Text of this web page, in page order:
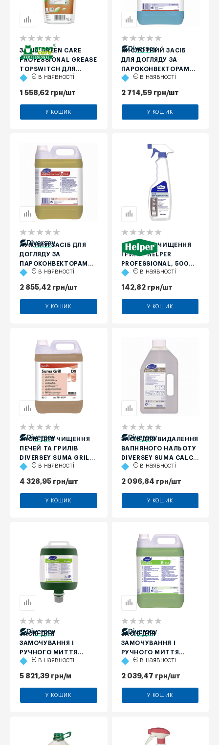
ЗАСІБ GREEN CARE
PROFESSIONAL GREASE
TOPSWITCH ДЛЯ
ВИДАЛЕННЯ СТІЙКИХ
1 Л (ЗАПАСКА)
Є в наявності
1 558,62 грн/шт
У КОШИК
КИСЛОТНИЙ ЗАСІБ
ДЛЯ ДОГЛЯДУ ЗА
ПАРОКОНВЕКТОРАМИ
DIVERSEY SUMA AUTO
Є в наявності
2 714,59грн/шт
У КОШИК
ЛУЖНИЙ ЗАСІБ ДЛЯ
ДОГЛЯДУ ЗА
ПАРОКОНВЕКТОРАМИ
DIVERSEY SUMA AUTO
Є в наявності
2 855,42 грн/шт
У КОШИК
ЗАСІБ ДЛЯ ЧИЩЕННЯ
ГРИЛЮ HELPER
PROFESSIONAL, 500
МЛ
Є в наявності
142,82грн/шт
У КОШИК
ЗАСІБ ДЛЯ ЧИЩЕННЯ
ПЕЧЕЙ ТА ГРИЛІВ
DIVERSEY SUMA GRILL
D9, 5 ЛЄ в наявності
4 328,95 грн/шт
У КОШИК
ЗАСІБ ДЛЯ ВИДАЛЕННЯ
ВАПНЯНОГО НАЛЬОТУ
DIVERSEY SUMA CALC
D5, 2 ЛЄ в наявності
2 096,84 грн/шт
У КОШИК
ЗАСІБ ДЛЯ
ЗАМОЧУВАННЯ І
РУЧНОГО МИТТЯ
ПОСУДУ DIVERSEY
PLUS, 2 Л
Є в наявності
5 821,39 грн/м
У КОШИК
ЗАСІБ ДЛЯ
ЗАМОЧУВАННЯ І
РУЧНОГО МИТТЯ
ПОСУДУ DIVERSEY
Є в наявності
2 039,47 грн/шт
У КОШИК